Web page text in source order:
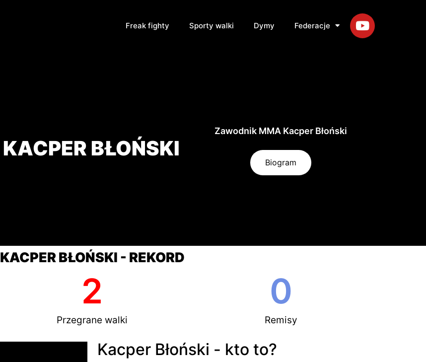
Freak fighty Sporty walki Dymy Federacje
KACPER BŁOŃSKI
Zawodnik MMA Kacper Błoński
Biogram
KACPER BŁOŃSKI - REKORD
Przegrane walki
2
Remisy
0
Kacper Błoński - kto to?